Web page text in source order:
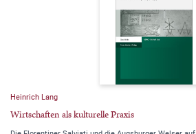
Heinrich Lang
Wirtschaften als kulturelle Praxis